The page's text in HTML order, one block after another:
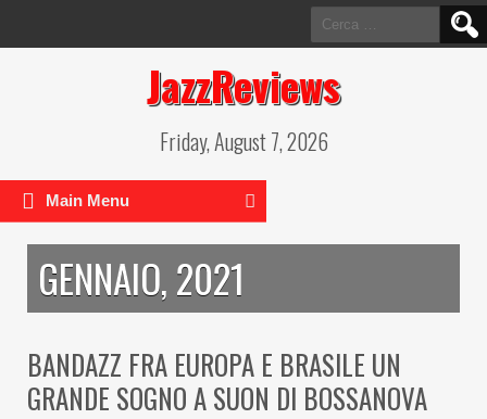
Ricerca
per:
JazzReviews
Friday, August 7, 2026
Main Menu
GENNAIO, 2021
BANDAZZ FRA EUROPA E BRASILE UN
GRANDE SOGNO A SUON DI BOSSANOVA